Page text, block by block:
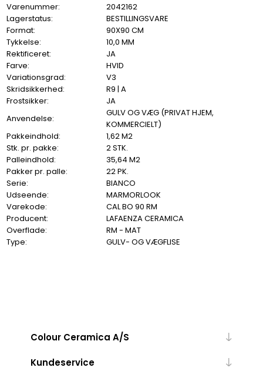
Varenummer:
2042162
Lagerstatus:
BESTILLINGSVARE
Format:
90X90 CM
Tykkelse:
10,0 MM
Rektificeret:
JA
Farve:
HVID
Variationsgrad:
V3
Skridsikkerhed:
R9 | A
Frostsikker:
JA
Anvendelse:
GULV OG VÆG (PRIVAT HJEM,
KOMMERCIELT)
Pakkeindhold:
1,62 M2
Stk. pr. pakke:
2 STK.
Palleindhold:
35,64 M2
Pakker pr. palle:
22 PK.
Serie:
BIANCO
Udseende:
MARMORLOOK
Varekode:
CAL BO 90 RM
Producent:
LAFAENZA CERAMICA
Overflade:
RM - MAT
Type:
GULV- OG VÆGFLISE
Colour Ceramica A/S
Kundeservice